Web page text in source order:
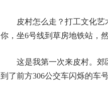
皮村怎么走？打工文化
你，坐6号线到草房地铁站
这是我第一次来皮村。
到了前方306公交车闪烁的车